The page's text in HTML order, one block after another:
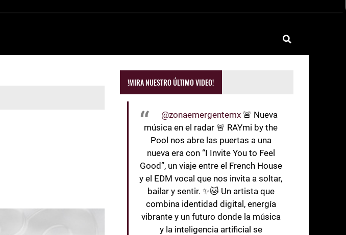
!MIRA NUESTRO ÚLTIMO VIDEO!
@zonaemergentemx 🚨 Nueva
música en el radar 🚨 RAYmi by the
Pool nos abre las puertas a una
nueva era con “I Invite You to Feel
Good”, un viaje entre el French House
y el EDM vocal que nos invita a soltar,
bailar y sentir. ✨🐱 Un artista que
combina identidad digital, energía
vibrante y un futuro donde la música
y la inteligencia artificial se